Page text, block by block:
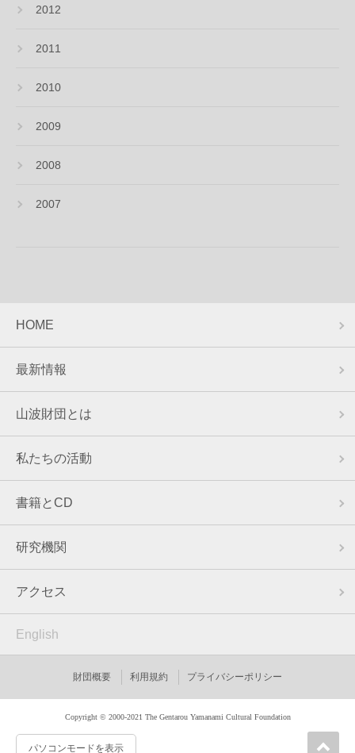
2012
2011
2010
2009
2008
2007
HOME
最新情報
山波財団とは
私たちの活動
書籍とCD
研究機関
アクセス
English
財団概要 利用規約 プライバシーポリシー
Copyright © 2000-2021 The Gentarou Yamanami Cultural Foundation
パソコンモードを表示